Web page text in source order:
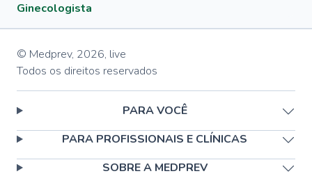
Ginecologista
© Medprev, 2026, live
Todos os direitos reservados
PARA VOCÊ
PARA PROFISSIONAIS E CLÍNICAS
SOBRE A MEDPREV